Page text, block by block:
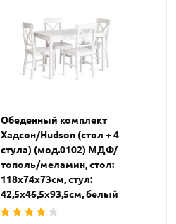
Обеденный комплект
Хадсон/Hudson (стол + 4
стула) (мод.0102) МДФ/
тополь/меламин, стол:
118х74х73см, стул:
42,5х46,5х93,5см, белый